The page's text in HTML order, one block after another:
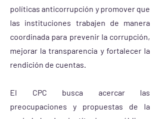
políticas anticorrupción y promover que
las instituciones trabajen de manera
coordinada para prevenir la corrupción,
mejorar la transparencia y fortalecer la
rendición de cuentas.
El CPC busca acercar las
preocupaciones y propuestas de la